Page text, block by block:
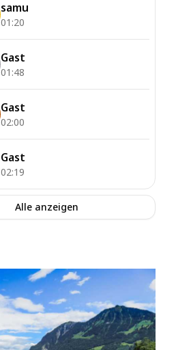
samu
01:20
Gast
01:48
Gast
02:00
Gast
02:19
Alle anzeigen